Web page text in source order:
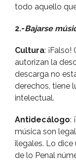
todo aquello
2.-Bajarse
Cultura:
autorizan la
descarga no
derechos, tiene
intelectual.
Antidecálogo:
música son
ilegales. Lo
de lo Penal